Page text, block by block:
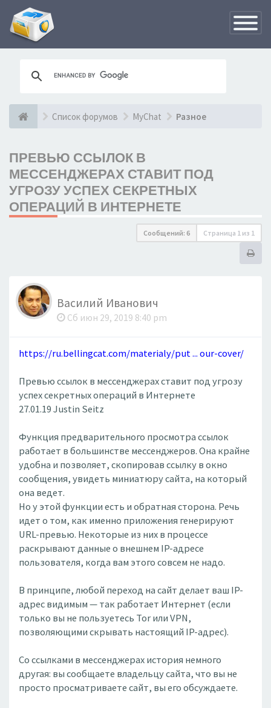
Список форумов MyChat Разное
ПРЕВЬЮ ССЫЛОК В
МЕССЕНДЖЕРАХ СТАВИТ ПОД
УГРОЗУ УСПЕХ СЕКРЕТНЫХ
ОПЕРАЦИЙ В ИНТЕРНЕТЕ
Сообщений: 6 Страница 1 из 1
Василий Иванович
Сб июн 29, 2019 8:40 pm
https://ru.bellingcat.com/materialy/put ... our-cover/
Превью ссылок в мессенджерах ставит под угрозу
успех секретных операций в Интернете
27.01.19 Justin Seitz
Функция предварительного просмотра ссылок
работает в большинстве мессенджеров. Она крайне
удобна и позволяет, скопировав ссылку в окно
сообщения, увидеть миниатюру сайта, на который
она ведет.
Но у этой функции есть и обратная сторона. Речь
идет о том, как именно приложения генерируют
URL-превью. Некоторые из них в процессе
раскрывают данные о внешнем IP-адресе
пользователя, когда вам этого совсем не надо.
В принципе, любой переход на сайт делает ваш IP-
адрес видимым — так работает Интернет (если
только вы не пользуетесь Tor или VPN,
позволяющими скрывать настоящий IP-адрес).
Со ссылками в мессенджерах история немного
другая: вы сообщаете владельцу сайта, что вы не
просто просматриваете сайт, вы его обсуждаете.